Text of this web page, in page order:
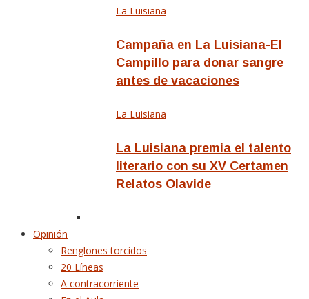
La Luisiana
Campaña en La Luisiana-El
Campillo para donar sangre
antes de vacaciones
La Luisiana
La Luisiana premia el talento
literario con su XV Certamen
Relatos Olavide
Opinión
Renglones torcidos
20 Líneas
A contracorriente